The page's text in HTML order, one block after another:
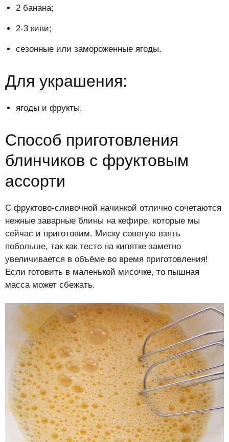
2 банана;
2-3 киви;
сезонные или замороженные ягоды.
Для украшения:
ягоды и фрукты.
Способ приготовления
блинчиков с фруктовым
ассорти
С фруктово-сливочной начинкой отлично сочетаются
нежные заварные блины на кефире, которые мы
сейчас и приготовим. Миску советую взять
побольше, так как тесто на кипятке заметно
увеличивается в объёме во время приготовления!
Если готовить в маленькой мисочке, то пышная
масса может сбежать.